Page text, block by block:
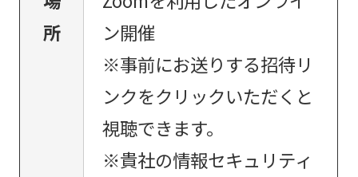
所
ン開催
※事前にお送りする招待リ
ンクをクリックいただくと
視聴できます。
※貴社の情報セキュリティ